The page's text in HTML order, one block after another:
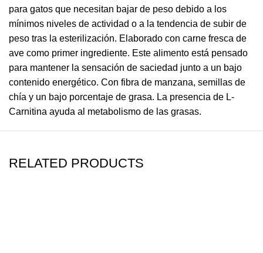
para gatos que necesitan bajar de peso debido a los
mínimos niveles de actividad o a la tendencia de subir de
peso tras la esterilización. Elaborado con carne fresca de
ave como primer ingrediente. Este alimento está pensado
para mantener la sensación de saciedad junto a un bajo
contenido energético. Con fibra de manzana, semillas de
chía y un bajo porcentaje de grasa. La presencia de L-
Carnitina ayuda al metabolismo de las grasas.
RELATED PRODUCTS